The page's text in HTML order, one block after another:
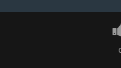
состояния внутренней
ведёт учёт заслуг — она